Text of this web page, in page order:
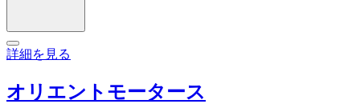
詳細を見る
オリエントモータース